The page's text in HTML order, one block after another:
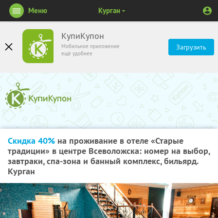
КупиКупон
Мобильное приложение
ещё удобнее
Загрузить
Меню Курган
Скидка 40% на проживание в отеле «Старые
традиции» в центре Всеволожска: номер на выбор,
завтраки, спа-зона и банный комплекс, бильярд.
Курган